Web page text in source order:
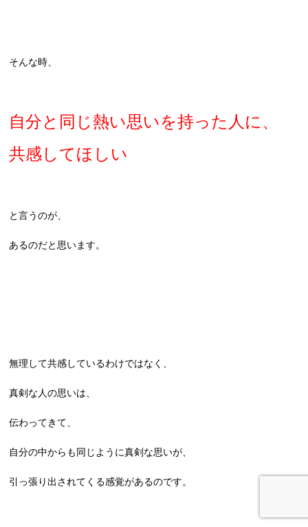
そんな時、
自分と同じ熱い思いを持った人に、
共感してほしい
と言うのが、
あるのだと思います。
無理して共感しているわけではなく、
真剣な人の思いは、
伝わってきて、
自分の中からも同じように真剣な思いが、
引っ張り出されてくる感覚があるのです。